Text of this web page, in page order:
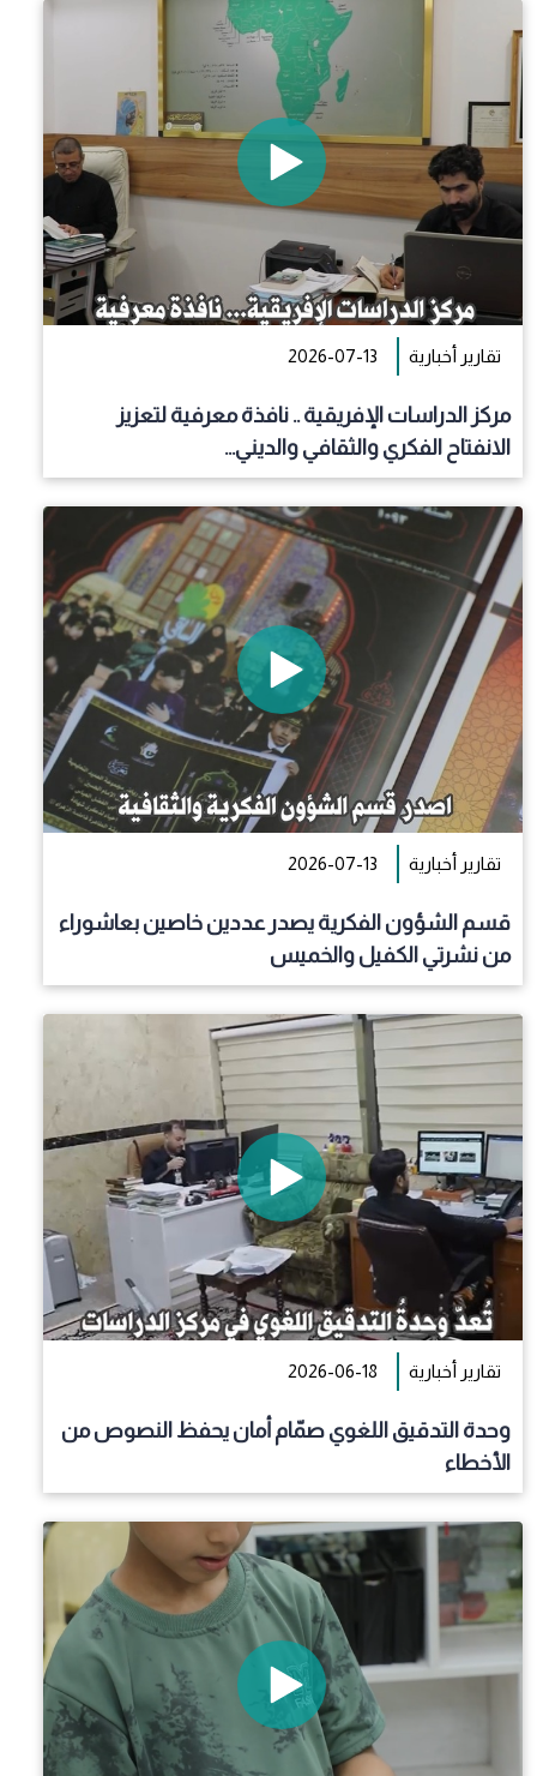
تقارير أخبارية 2026-07-13
مركز الدراسات الإفريقية .. نافذة معرفية لتعزيز
الانفتاح الفكري والثقافي والديني...
تقارير أخبارية 2026-07-13
قسم الشؤون الفكرية يصدر عددين خاصين بعاشوراء
من نشرتي الكفيل والخميس
تقارير أخبارية 2026-06-18
وحدة التدقيق اللغوي صمّام أمان يحفظ النصوص من
الأخطاء